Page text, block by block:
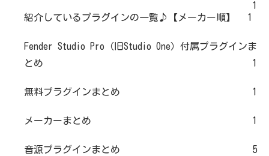
1
紹介しているプラグインの一覧♪【メーカー順】
1
Fender Studio Pro（旧Studio One）付属プラグインま
とめ
1
無料プラグインまとめ 1
メーカーまとめ 1
音源プラグインまとめ 5